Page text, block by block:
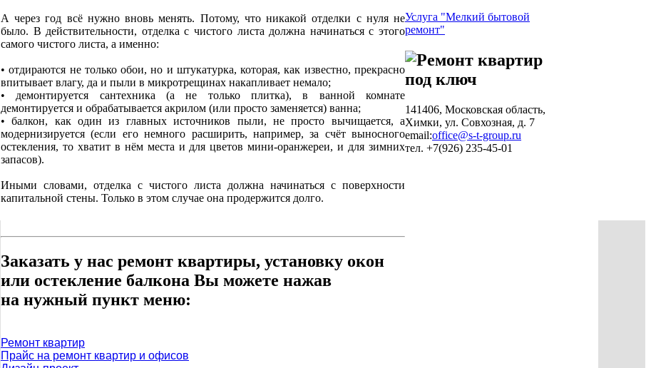
А через год всё нужно вновь менять. Потому, что никакой отделки с нуля не
было. В действительности, отделка с чистого листа должна начинаться с этого
самого чистого листа, а именно:
• отдираются не только обои, но и штукатурка, которая, как известно, прекрасно
впитывает влагу, да и пыли в микротрещинах накапливает немало;
•
демонтируется сантехника (а не только плитка), в ванной комнате
демонтируется и обрабатывается акрилом (или просто заменяется) ванна;
•
балкон, как один из главных источников пыли, не просто вычищается, а
модернизируется (если его немного расширить, например, за счёт выносного
остекления, то хватит в нём места и для цветов мини-оранжереи, и для зимних
запасов).
Иными словами, отделка с чистого листа должна начинаться с поверхности
капитальной стены. Только в этом случае она продержится долго.
Заказать у нас ремонт квартиры, установку окон
или остекление балкона Вы можете нажав
на нужный пункт меню:
Ремонт квартир
Прайс на ремонт квартир и офисов
Услуга "Мелкий бытовой
ремонт"
141406, Московская область,
Химки, ул. Совхозная, д. 7
email:office@s-t-group.ru
тел. +7(926) 235-45-01